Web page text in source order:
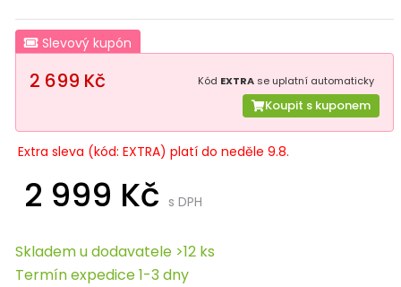
Slevový kupón
2 699 Kč Kód EXTRA se uplatní automaticky
Koupit s kuponem
Extra sleva (kód: EXTRA) platí do neděle 9.8.
2 999 Kč s DPH
Skladem u dodavatele >12 ks
Termín expedice 1-3 dny